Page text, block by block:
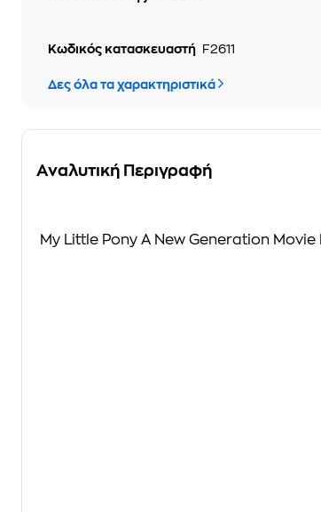
Κωδικός κατασκευαστή
F2611
Δες όλα τα χαρακτηριστικά
Αναλυτική Περιγραφή
My Little Pony A New Generation Movie